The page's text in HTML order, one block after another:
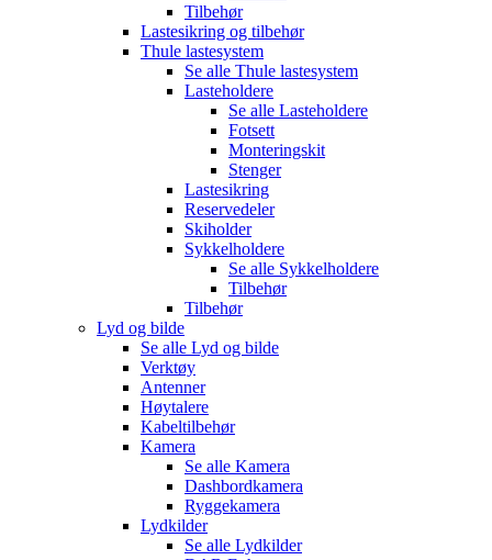
Tilbehør
Lastesikring og tilbehør
Thule lastesystem
Se alle Thule lastesystem
Lasteholdere
Se alle Lasteholdere
Fotsett
Monteringskit
Stenger
Lastesikring
Reservedeler
Skiholder
Sykkelholdere
Se alle Sykkelholdere
Tilbehør
Tilbehør
Lyd og bilde
Se alle Lyd og bilde
Verktøy
Antenner
Høytalere
Kabeltilbehør
Kamera
Se alle Kamera
Dashbordkamera
Ryggekamera
Lydkilder
Se alle Lydkilder